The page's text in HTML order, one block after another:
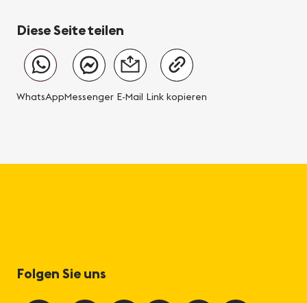
Diese Seite teilen
WhatsAppMessenger E-Mail Link kopieren
Folgen Sie uns